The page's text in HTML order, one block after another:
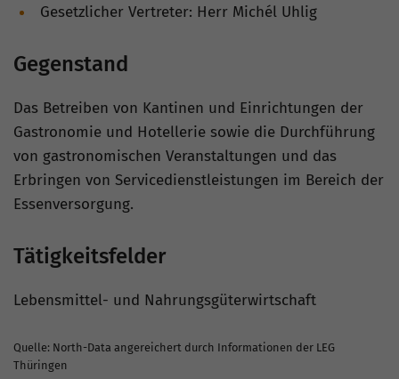
Gesetzlicher Vertreter: Herr Michél Uhlig
Gegenstand
Das Betreiben von Kantinen und Einrichtungen der
Gastronomie und Hotellerie sowie die Durchführung
von gastronomischen Veranstaltungen und das
Erbringen von Servicedienstleistungen im Bereich der
Essenversorgung.
Tätigkeitsfelder
Lebensmittel- und Nahrungsgüterwirtschaft
Quelle: North-Data angereichert durch Informationen der LEG
Thüringen